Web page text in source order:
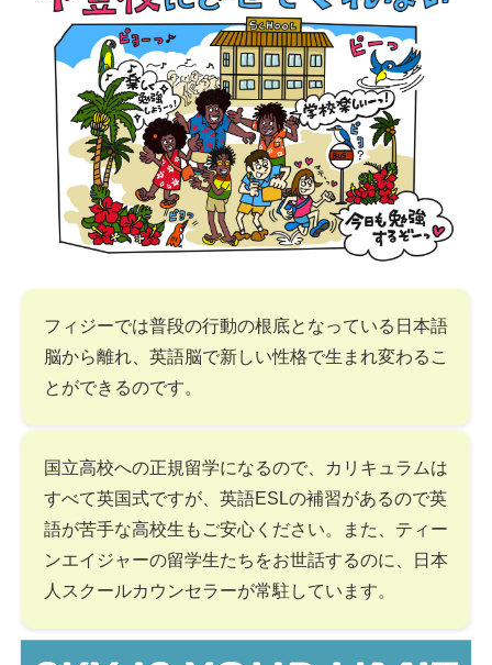
フィジーでは普段の行動の根底となっている日本語
脳から離れ、英語脳で新しい性格で生まれ変わるこ
とができるのです。
国立高校への正規留学になるので、カリキュラムは
すべて英国式ですが、英語ESLの補習があるので英
語が苦手な高校生もご安心ください。また、ティー
ンエイジャーの留学生たちをお世話するのに、日本
人スクールカウンセラーが常駐しています。